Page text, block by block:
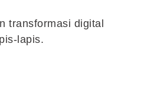
transformasi digital
lapis.